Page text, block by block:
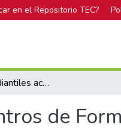
en el Repositorio TEC?
Opiniones estudiantiles acerca de los Centros de Formación Humanística I semestre 1997
de